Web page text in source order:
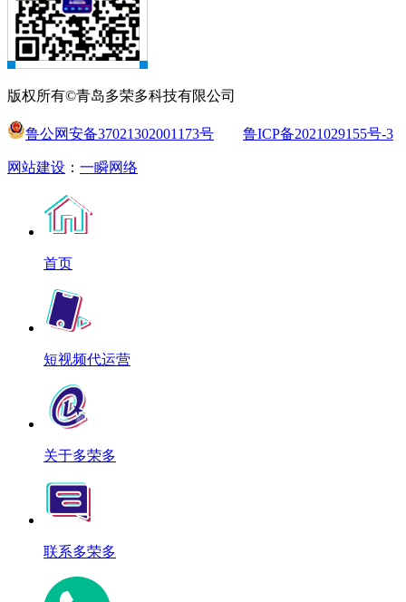
版权所有©青岛多荣多科技有限公司
鲁公网安备37021302001173号 鲁ICP备2021029155号-3
网站建设 ： 一瞬网络
首页
短视频代运营
关于多荣多
联系多荣多